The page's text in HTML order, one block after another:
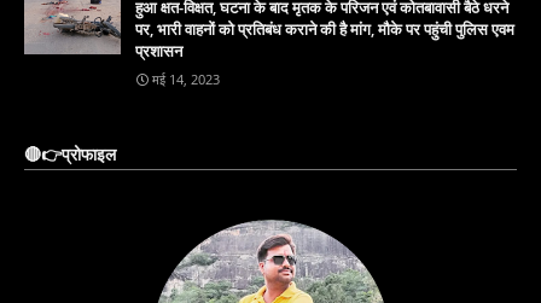
हुआ क्षत-विक्षत, घटना के बाद मृतक के परिजन एवं कोतबावासी बैठे धरने
पर, भारी वाहनों को प्रतिबंध कराने की है मांग, मौके पर पहुंची पुलिस एवम
प्रशासन
मई 14, 2023
🔴👉प्रोफाइल